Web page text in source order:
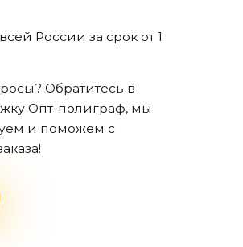
России за срок от 1
Обратитесь в
Опт-полиграф, мы
и поможем с